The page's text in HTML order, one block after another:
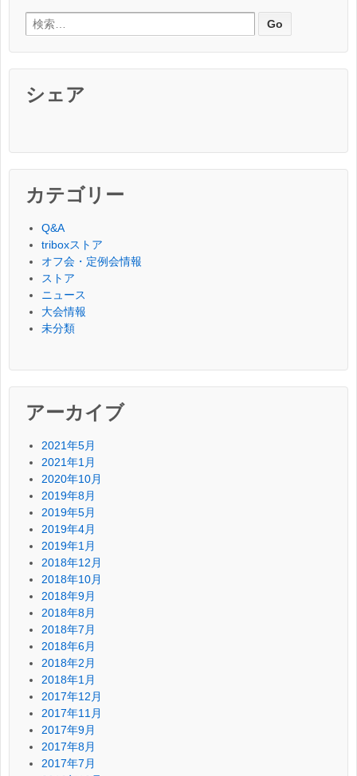
検索:
シェア
カテゴリー
Q&A
triboxストア
オフ会・定例会情報
ストア
ニュース
大会情報
未分類
アーカイブ
2021年5月
2021年1月
2020年10月
2019年8月
2019年5月
2019年4月
2019年1月
2018年12月
2018年10月
2018年9月
2018年8月
2018年7月
2018年6月
2018年2月
2018年1月
2017年12月
2017年11月
2017年9月
2017年8月
2017年7月